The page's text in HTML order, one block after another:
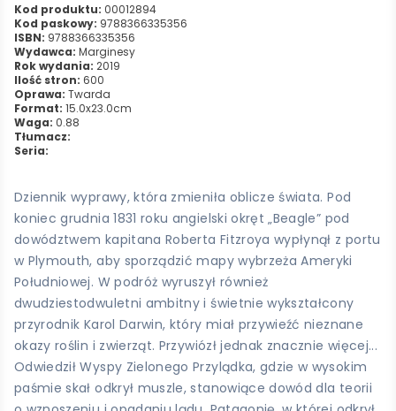
Kod produktu: 00012894
Kod paskowy: 9788366335356
ISBN: 9788366335356
Wydawca: Marginesy
Rok wydania: 2019
Ilość stron: 600
Oprawa: Twarda
Format: 15.0x23.0cm
Waga: 0.88
Tłumacz:
Seria:
Dziennik wyprawy, która zmieniła oblicze świata. Pod
koniec grudnia 1831 roku angielski okręt „Beagle” pod
dowództwem kapitana Roberta Fitzroya wypłynął z portu
w Plymouth, aby sporządzić mapy wybrzeża Ameryki
Południowej. W podróż wyruszył również
dwudziestodwuletni ambitny i świetnie wykształcony
przyrodnik Karol Darwin, który miał przywieźć nieznane
okazy roślin i zwierząt. Przywiózł jednak znacznie więcej...
Odwiedził Wyspy Zielonego Przylądka, gdzie w wysokim
paśmie skał odkrył muszle, stanowiące dowód dla teorii